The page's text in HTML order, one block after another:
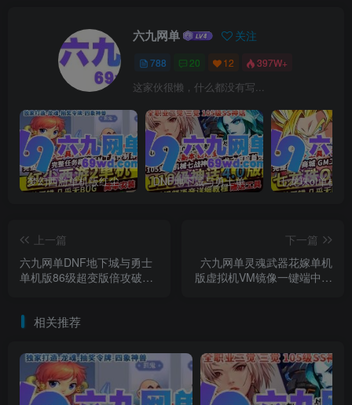
六九网单 关注
788 20 12 397W+
这家伙很懒，什么都没有写...
梦幻西游单机版红尘西游2微变独家打造龙魂抽奖令牌四象神兽 DNF地下城与勇士单机版110级神话版4.0全主线任务龙之庭院机械七战神实验室
上一篇
六九网单DNF地下城与勇士
单机版86级超变版倍攻破复
下一篇
六九网单灵魂武器花嫁单机
版虚拟机VM镜像一键端中文
相关推荐